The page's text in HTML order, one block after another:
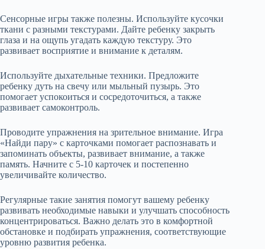
Сенсорные игры также полезны. Используйте кусочки
ткани с разными текстурами. Дайте ребенку закрыть
глаза и на ощупь угадать каждую текстуру. Это
развивает восприятие и внимание к деталям.
Используйте дыхательные техники. Предложите
ребенку дуть на свечу или мыльный пузырь. Это
помогает успокоиться и сосредоточиться, а также
развивает самоконтроль.
Проводите упражнения на зрительное внимание. Игра
«Найди пару» с карточками помогает распознавать и
запоминать объекты, развивает внимание, а также
память. Начните с 5-10 карточек и постепенно
увеличивайте количество.
Регулярные такие занятия помогут вашему ребенку
развивать необходимые навыки и улучшать способность
концентрироваться. Важно делать это в комфортной
обстановке и подбирать упражнения, соответствующие
уровню развития ребенка.